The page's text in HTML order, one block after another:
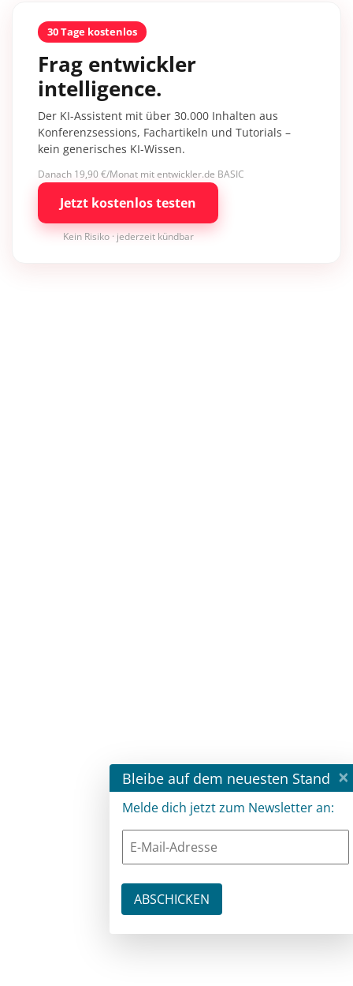
30 Tage kostenlos
Frag entwickler
intelligence.
Der KI-Assistent mit über 30.000 Inhalten aus
Konferenzsessions, Fachartikeln und Tutorials –
kein generisches KI-Wissen.
Danach 19,90 €/Monat mit entwickler.de BASIC
Jetzt kostenlos testen
Kein Risiko · jederzeit kündbar
Bleibe auf dem neuesten Stand ×
Melde dich jetzt zum Newsletter an: